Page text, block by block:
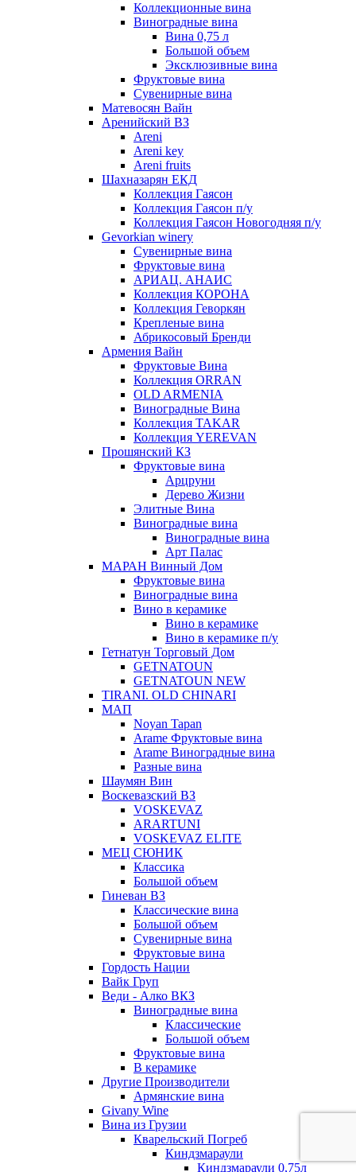
Коллекционные вина
Виноградные вина
Вина 0,75 л
Большой объем
Эксклюзивные вина
Фруктовые вина
Cувенирные вина
Матевосян Вайн
Аренийский ВЗ
Areni
Areni key
Areni fruits
Шахназарян ЕКД
Коллекция Гаясон
Коллекция Гаясон п/у
Коллекция Гаясон Новогодняя п/у
Gevorkian winery
Сувенирные вина
Фруктовые вина
АРИАЦ. АНАИС
Коллекция КОРОНА
Коллекция Геворкян
Крепленые вина
Абрикосовый Бренди
Армения Вайн
Фруктовые Вина
Коллекция ORRAN
OLD ARMENIA
Виноградные Вина
Коллекция TAKAR
Коллекция YEREVAN
Прошянский КЗ
Фруктовые вина
Арцруни
Дерево Жизни
Элитные Вина
Виноградные вина
Виноградные вина
Арт Палас
МАРАН Винный Дом
Фруктовые вина
Виноградные вина
Вино в керамике
Вино в керамике
Вино в керамике п/у
Гетнатун Торговый Дом
GETNATOUN
GETNATOUN NEW
TIRANI. OLD CHINARI
МАП
Noyan Tapan
Arame Фруктовые вина
Arame Виноградные вина
Разные вина
Шаумян Вин
Воскевазский ВЗ
VOSKEVAZ
ARARTUNI
VOSKEVAZ ELITE
МЕЦ СЮНИК
Классика
Большой объем
Гиневан ВЗ
Классические вина
Большой объем
Сувенирные вина
Фруктовые вина
Гордость Нации
Вайк Груп
Веди - Алко ВКЗ
Виноградные вина
Классические
Большой объем
Фруктовые вина
В керамике
Другие Производители
Армянские вина
Givany Wine
Вина из Грузии
Кварельский Погреб
Киндзмараули
Киндзмараули 0,75л